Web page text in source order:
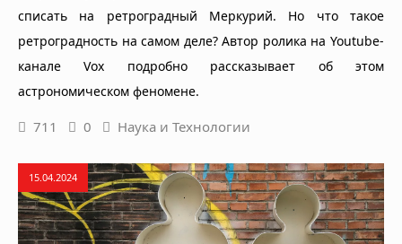
списать на ретроградный Меркурий. Но что такое
ретроградность на самом деле? Автор ролика на Youtube-
канале Vox подробно рассказывает об этом
астрономическом феномене.
711 0 Наука и Технологии
15.04.2024